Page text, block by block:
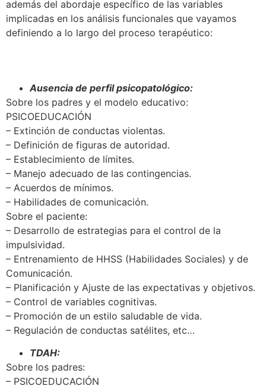
además del abordaje específico de las variables
implicadas en los análisis funcionales que vayamos
definiendo a lo largo del proceso terapéutico:
Ausencia de perfil psicopatológico:
Sobre los padres y el modelo educativo:
PSICOEDUCACIÓN
– Extinción de conductas violentas.
– Definición de figuras de autoridad.
– Establecimiento de límites.
– Manejo adecuado de las contingencias.
– Acuerdos de mínimos.
– Habilidades de comunicación.
Sobre el paciente:
– Desarrollo de estrategias para el control de la
impulsividad.
– Entrenamiento de HHSS (Habilidades Sociales) y de
Comunicación.
– Planificación y Ajuste de las expectativas y objetivos.
– Control de variables cognitivas.
– Promoción de un estilo saludable de vida.
– Regulación de conductas satélites, etc…
TDAH:
Sobre los padres:
– PSICOEDUCACIÓN